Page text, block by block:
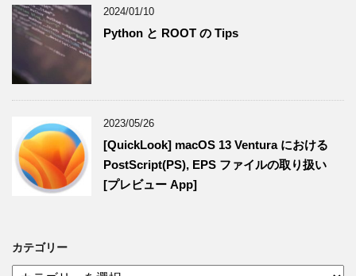
2024/01/10
Python と ROOT の Tips
2023/05/26
[QuickLook] macOS 13 Ventura における
PostScript(PS), EPS ファイルの取り扱い
[プレビュー App]
カテゴリー